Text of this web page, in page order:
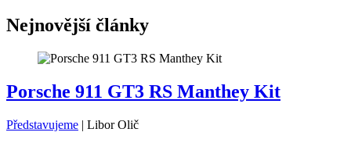
Nejnovější články
Porsche 911 GT3 RS Manthey Kit
Představujeme | Libor Olič